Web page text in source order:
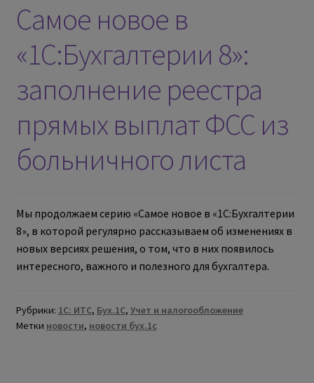
Самое новое в
«1С:Бухгалтерии 8»:
заполнение реестра
прямых выплат ФСС из
больничного листа
Мы продолжаем серию «Самое новое в «1С:Бухгалтерии
8», в которой регулярно рассказываем об изменениях в
новых версиях решения, о том, что в них появилось
интересного, важного и полезного для бухгалтера.
Рубрики: 1С: ИТС, Бух.1С, Учет и налогообложение
Метки новости, новости бух.1с